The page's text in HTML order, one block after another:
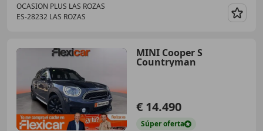
OCASION PLUS LAS ROZAS
ES-28232 LAS ROZAS
MINI Cooper S
Countryman
€ 14.490
Súperoferta